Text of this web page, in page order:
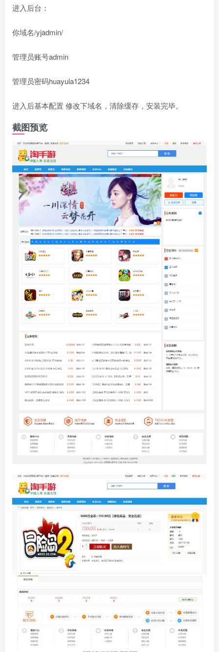
进入后台：
你域名/yjadmin/
管理员账号admin
管理员密码huayula1234
进入后基本配置 修改下域名，清除缓存，安装完毕。
截图预览